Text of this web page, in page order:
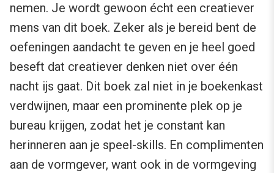
nemen. Je wordt gewoon écht een creatiever
mens van dit boek. Zeker als je bereid bent de
oefeningen aandacht te geven en je heel goed
beseft dat creatiever denken niet over één
nacht ijs gaat. Dit boek zal niet in je boekenkast
verdwijnen, maar een prominente plek op je
bureau krijgen, zodat het je constant kan
herinneren aan je speel-skills. En complimenten
aan de vormgever, want ook in de vormgeving